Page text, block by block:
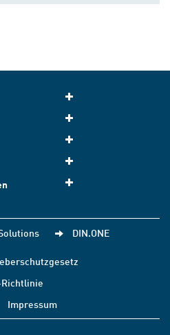
DIN.ONE
Impressum